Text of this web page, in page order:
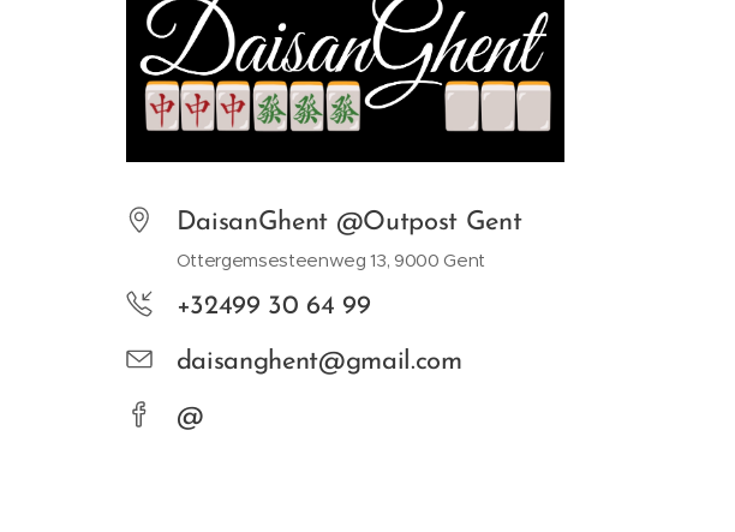
DaisanGhent @Outpost Gent
Ottergemsesteenweg 13, 9000 Gent
+32499 30 64 99
daisanghent@gmail.com
@